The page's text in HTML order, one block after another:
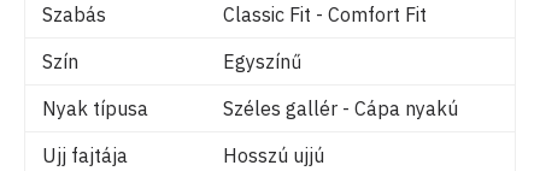
Szabás
Classic Fit - Comfort Fit
Szín
Egyszínű
Nyak típusa
Széles gallér - Cápa nyakú
Ujj fajtája
Hosszú ujjú